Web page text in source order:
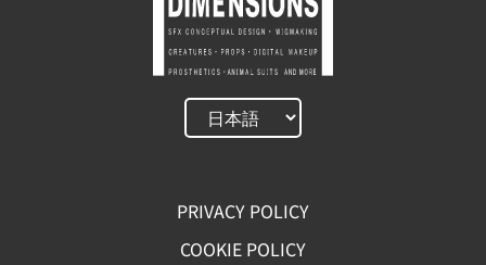
PRIVACY POLICY
COOKIE POLICY